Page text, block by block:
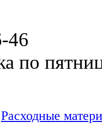
46
по
Расходные